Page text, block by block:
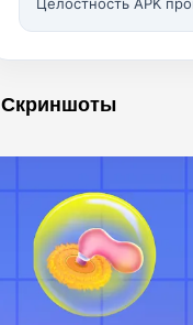
Скриншоты